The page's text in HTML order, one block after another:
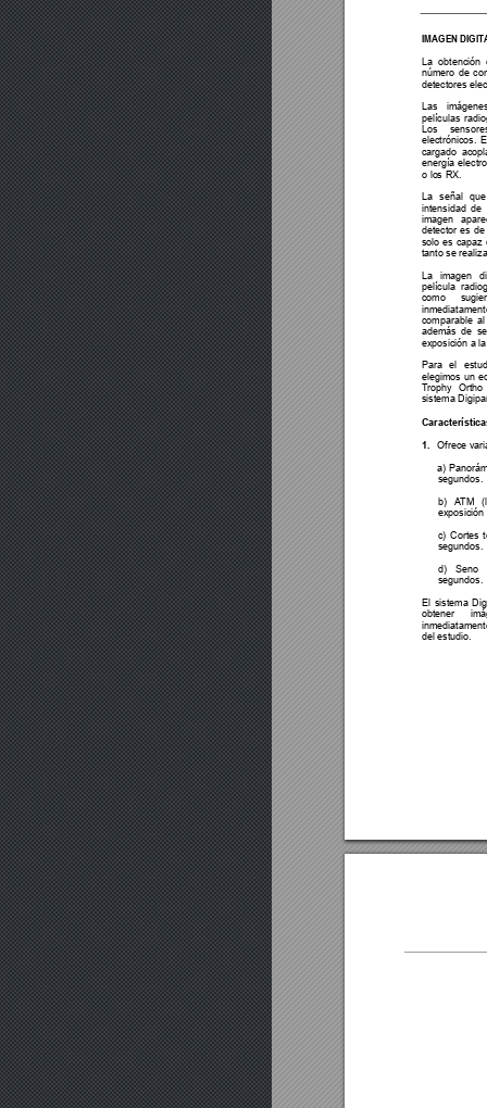
IMAGEN
La
número de
detectores
Las
películas
Los
electrónicos.
cargado
energía
o los RX.
La señal que
intensidad
imagen
detector es
solo es capaz
tanto se
La imagen di
película
como
comparable al
además de
exposición a
Para el
elegimos un
Trophy
sistema
1.
Ofrece
a)
segundos.
b) ATM
exposición
c) Cortes
segundos.
d) Seno
segundos.
El sistema
obtener
del estudio.